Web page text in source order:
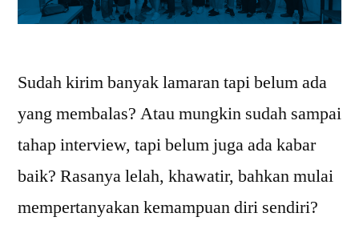
Sudah kirim banyak lamaran tapi belum ada
yang membalas? Atau mungkin sudah sampai
tahap interview, tapi belum juga ada kabar
baik? Rasanya lelah, khawatir, bahkan mulai
mempertanyakan kemampuan diri sendiri?